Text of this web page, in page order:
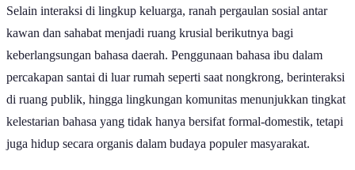
Selain interaksi di lingkup keluarga, ranah pergaulan sosial antar
kawan dan sahabat menjadi ruang krusial berikutnya bagi
keberlangsungan bahasa daerah. Penggunaan bahasa ibu dalam
percakapan santai di luar rumah seperti saat nongkrong, berinteraksi
di ruang publik, hingga lingkungan komunitas menunjukkan tingkat
kelestarian bahasa yang tidak hanya bersifat formal-domestik, tetapi
juga hidup secara organis dalam budaya populer masyarakat.